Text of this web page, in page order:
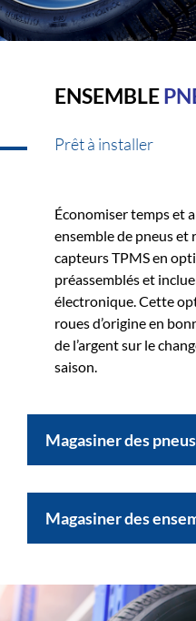
ENSEMBLE
Prêt à installer
Économiser temps et
ensemble de pneus et
capteurs TPMS en
préassemblés et
électronique. Cette
roues d’origine en
de l’argent sur le
saison.
Magasiner des pneus
Magasiner des